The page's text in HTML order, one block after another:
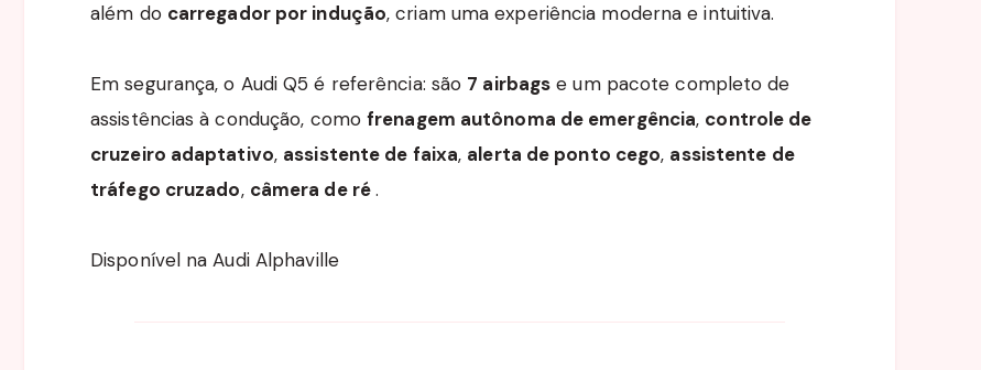
além do carregador por indução, criam uma experiência moderna e intuitiva.
Em segurança, o Audi Q5 é referência: são 7 airbags e um pacote completo de
assistências à condução, comofrenagem autônoma de emergência, controle de
cruzeiro adaptativo, assistente de faixa, alerta de ponto cego, assistente de
tráfego cruzado, câmera de ré.
Disponível na Audi Alphaville